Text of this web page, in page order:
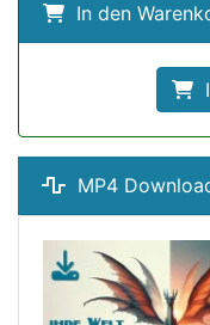
In den
MP4